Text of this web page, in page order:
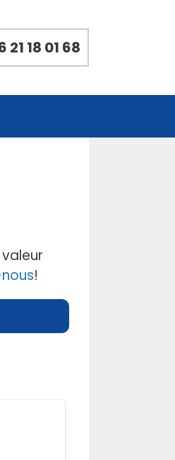
18 01 68
!